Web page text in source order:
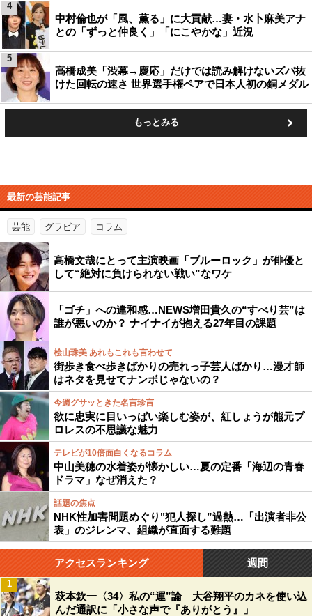
中村倫也が「風、薫る」に大貢献…妻・水卜麻美アナ
との「ずっと仲良く」「にこやかな」近況
4
高橋成美「渋幕→慶応」だけでは読み解けないズバ抜
けた回転の速さ 世界選手権ペアで日本人初の銅メダル
5
もっとみる
最新の芸能記事
芸能 グラビア コラム
高橋文哉にとって主演映画「ブルーロック」が俳優と
して“絶対に負けられない戦い”なワケ
「ゴチ」への違和感…NEWS増田貴久の“すべり芸”は
誰が悪いのか？ ナイナイが抱える27年目の課題
桧山珠美 あれもこれも言わせて
街歩き食べ歩きばかりの売れっ子芸人ばかり…漫才師
はネタを見せてナンボじゃないの？
今週グサッときた名言珍言
欲に忠実に目いっぱい楽しむ姿が、紅しょうが熊元プ
ロレスの不思議な魅力
テレビが10倍面白くなるコラム
中山美穂の水着姿が懐かしい…夏の定番「海辺の青春
ドラマ」なぜ消えた？
話題の焦点
NHK性加害問題めぐり"犯人探し”過熱…「出演者非公
表」のジレンマ、組織が直面する難題
アクセスランキング 週間
萩本欽一〈34〉私の“運”論 大谷翔平のカネを使い込
んだ通訳に「小さな声で『ありがとう』」
1